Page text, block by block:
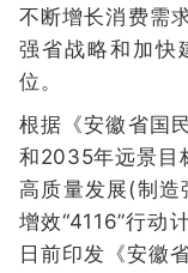
不断增长消费需
强省战略和加快
位。
根据《安徽省国
和2035年远景目
高质量发展(制造
增效“4116”行动
日前印发《安徽